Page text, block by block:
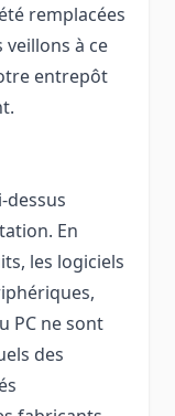
remplacées
veillons à ce
entrepôt
dessus
En
les logiciels
PC ne sont
des